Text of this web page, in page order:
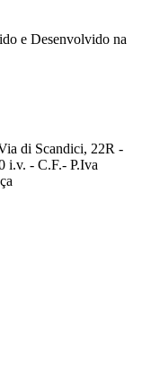
e Desenvolvido na
di Scandici, 22R -
i.v. - C.F.- P.Iva